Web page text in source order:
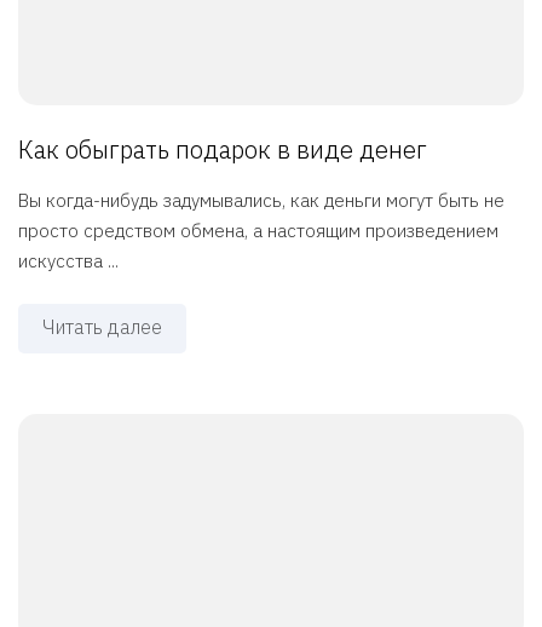
Как обыграть подарок в виде денег
Вы когда-нибудь задумывались, как деньги могут быть не
просто средством обмена, а настоящим произведением
искусства ...
Читать далее